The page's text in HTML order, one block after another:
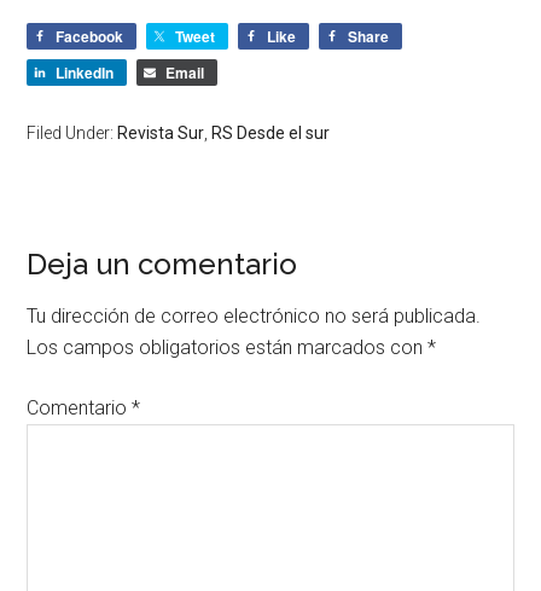
Facebook Tweet Like
Share
LinkedIn
Email
Filed Under: Revista Sur RS Desde el sur
Deja un comentario
Tu dirección de correo electrónico no será publicada.
Los campos obligatorios están marcados con*
Comentario*